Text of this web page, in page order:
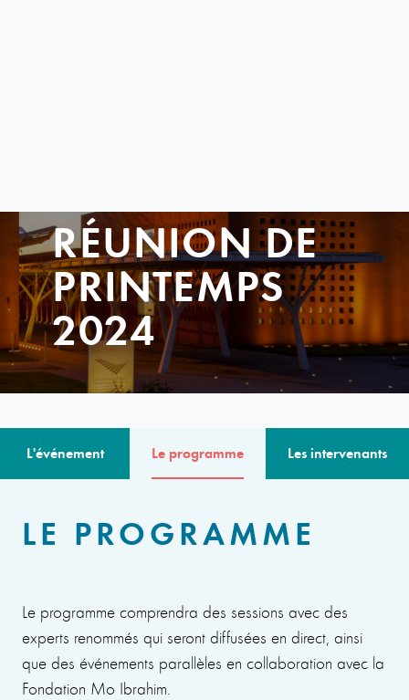
RÉUNION DE
PRINTEMPS
2024
L'événement Le programme Les intervenants
LE PROGRAMME
Le programme comprendra des sessions avec des
experts renommés qui seront diffusées en direct, ainsi
que des événements parallèles en collaboration avec la
Fondation Mo Ibrahim.